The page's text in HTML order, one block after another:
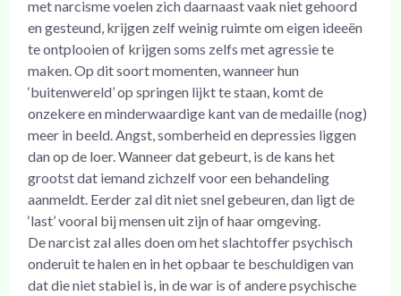
met narcisme voelen zich daarnaast vaak niet gehoord
en gesteund, krijgen zelf weinig ruimte om eigen ideeën
te ontplooien of krijgen soms zelfs met agressie te
maken. Op dit soort momenten, wanneer hun
‘buitenwereld’ op springen lijkt te staan, komt de
onzekere en minderwaardige kant van de medaille (nog)
meer in beeld. Angst, somberheid en depressies liggen
dan op de loer. Wanneer dat gebeurt, is de kans het
grootst dat iemand zichzelf voor een behandeling
aanmeldt. Eerder zal dit niet snel gebeuren, dan ligt de
‘last’ vooral bij mensen uit zijn of haar omgeving.
De narcist zal alles doen om het slachtoffer psychisch
onderuit te halen en in het opbaar te beschuldigen van
dat die niet stabiel is, in de war is of andere psychische